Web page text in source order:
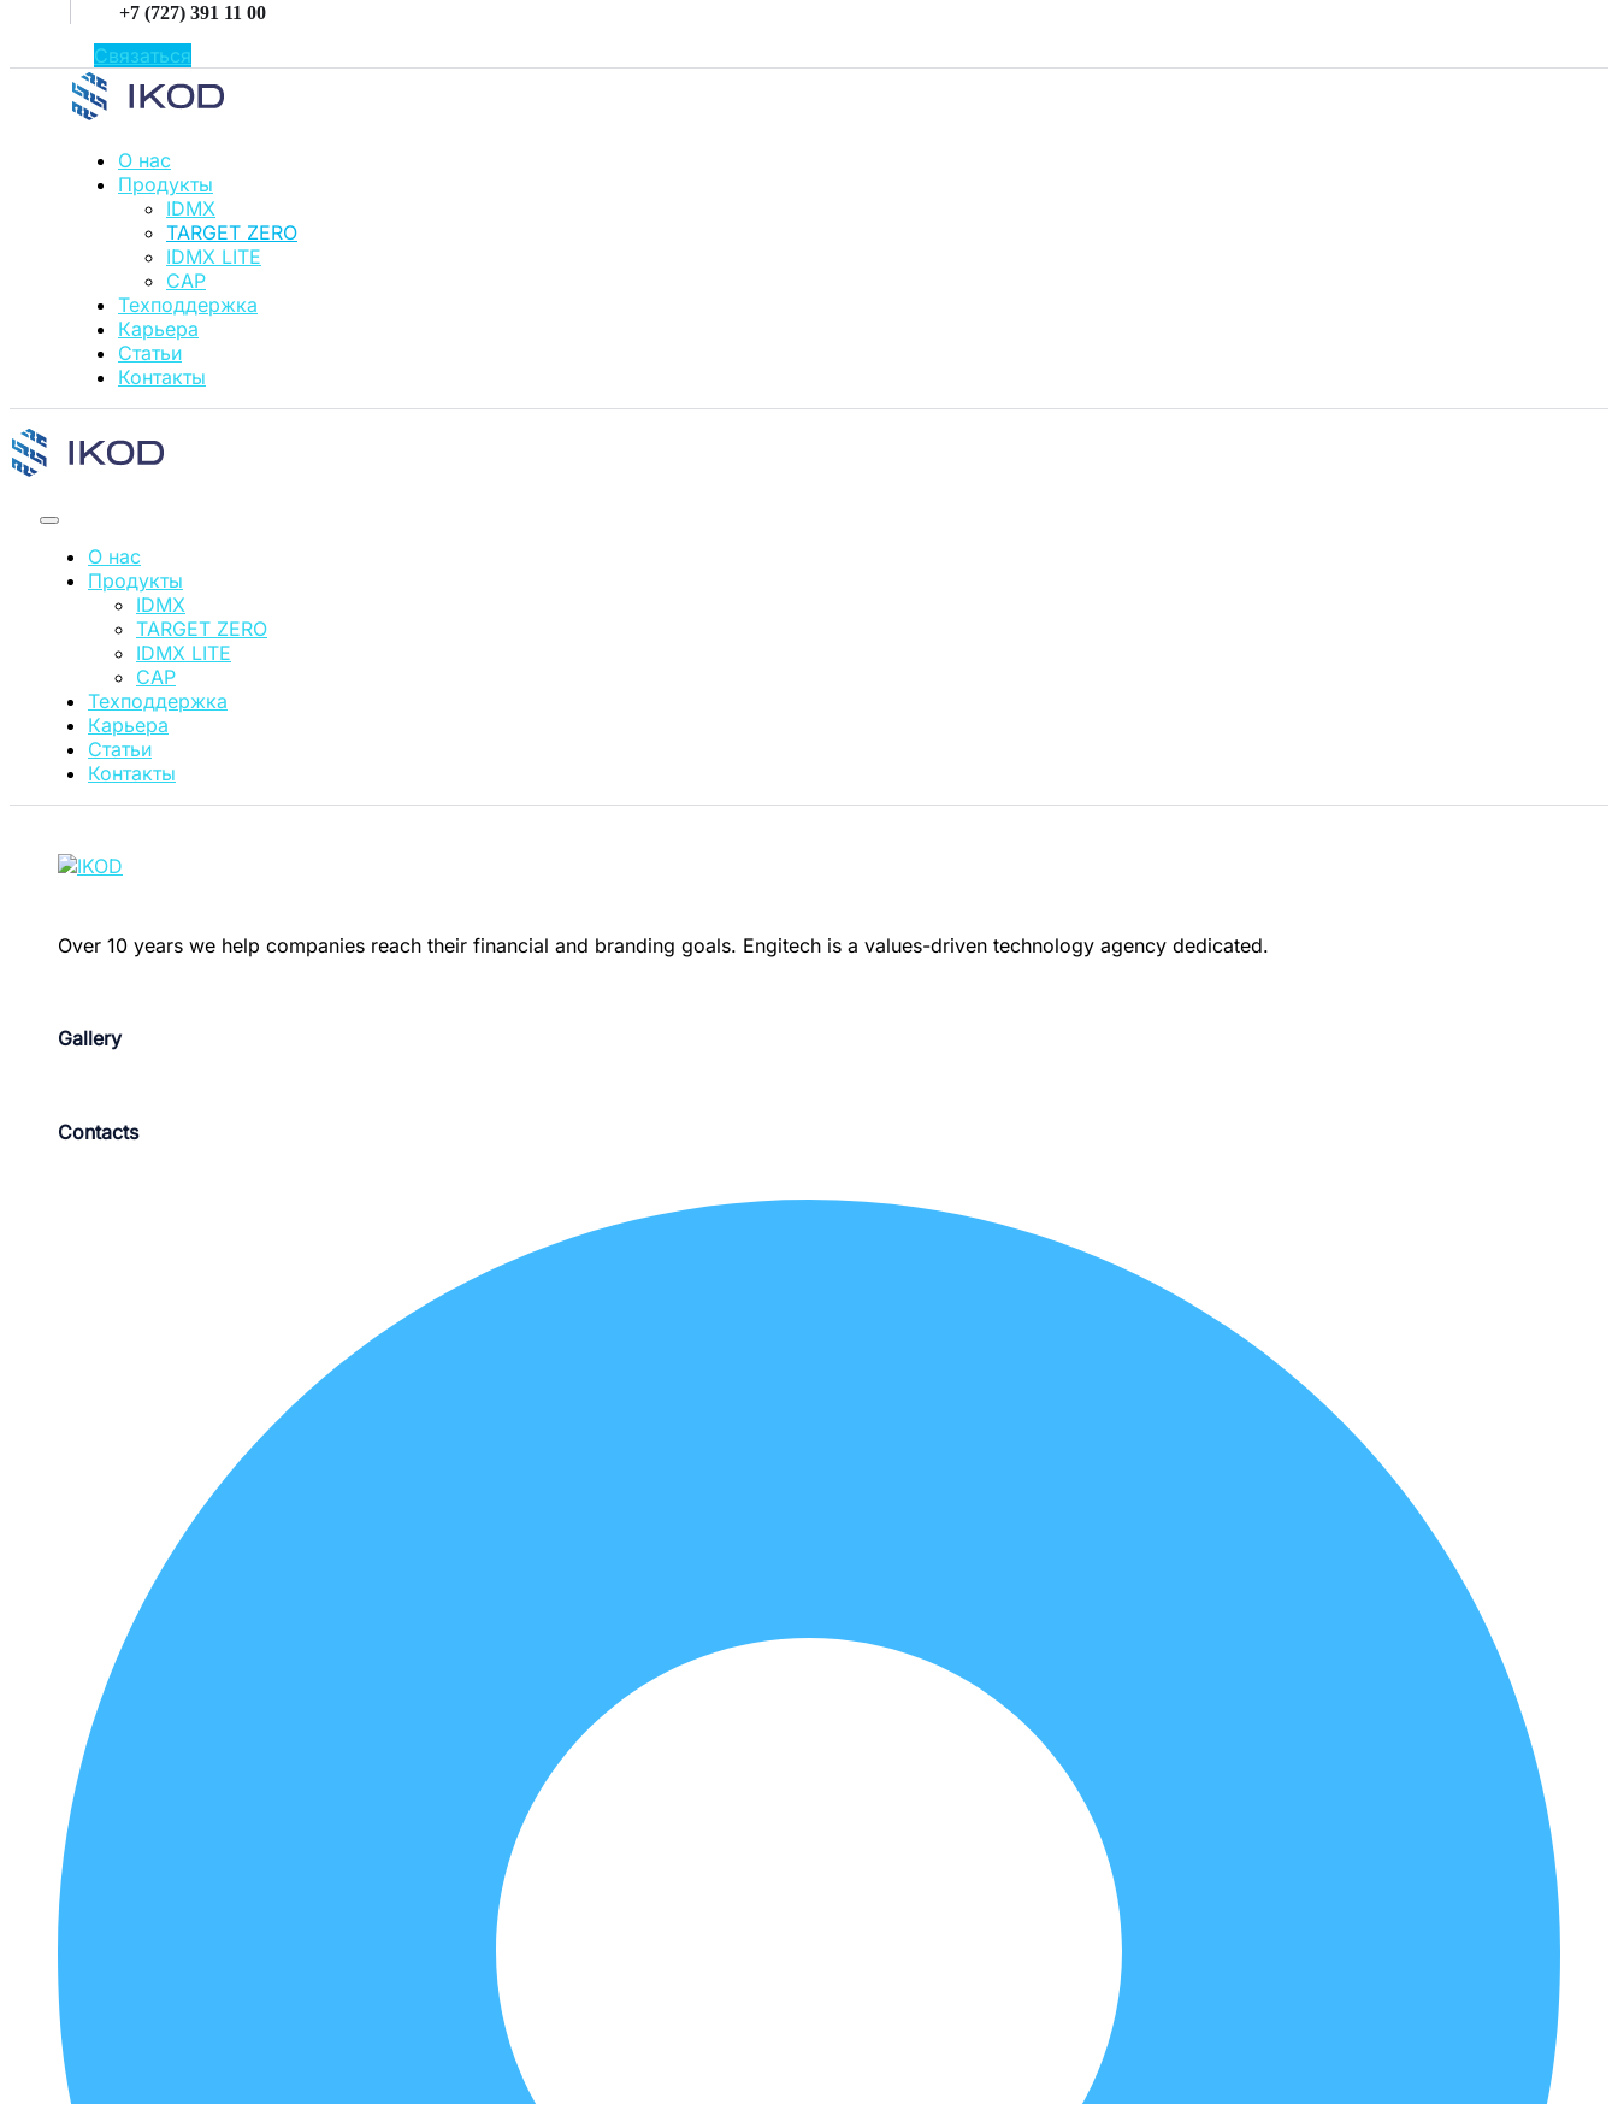
+7 (727) 391 11 00
Связаться
О нас
Продукты
IDMX
TARGET ZERO
IDMX LITE
CAP
Техподдержка
Карьера
Статьи
Контакты
О нас
Продукты
IDMX
TARGET ZERO
IDMX LITE
CAP
Техподдержка
Карьера
Статьи
Контакты
Over 10 years we help companies reach their financial and branding goals. Engitech is a values-driven technology agency dedicated.
Gallery
Contacts